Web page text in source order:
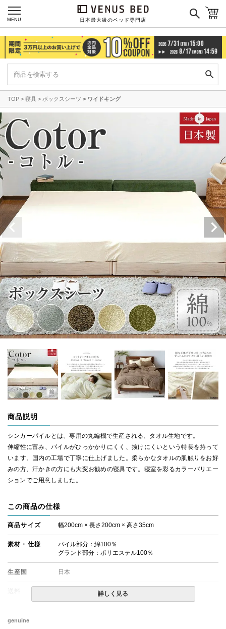
日本最大級のベッド専門店
MENU
TOP 寝具 ボックスシーツ ワイドキング
商品説明
シンカーパイルとは、専用の丸編機で生産される、タオル生地です。
伸縮性に富み、パイルがひっかかりにくく、抜けにくいという特長を持って
います。国内の工場で丁寧に仕上げました。柔らかなタオルの肌触りをお好
みの方、汗かきの方にも大変お勧めの寝具です。寝室を彩るカラーバリエー
ションでご用意しました。
この商品の仕様
商品サイズ 幅200cm × 長さ200cm × 高さ35cm
素材・仕様
パイル部分：綿100％
グランド部分：ポリエステル100％
生産国 日本
詳しく見る
genuine